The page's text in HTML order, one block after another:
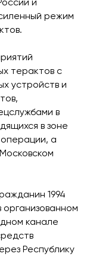
и
режим
терактов с
устройств и
в
в зоне
а
1994
канале
Республику